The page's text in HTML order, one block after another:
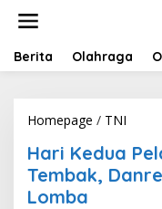
t
Berita Olahraga
Homepage / TNI
i
K
Hari Kedua
Tembak,
Lomba